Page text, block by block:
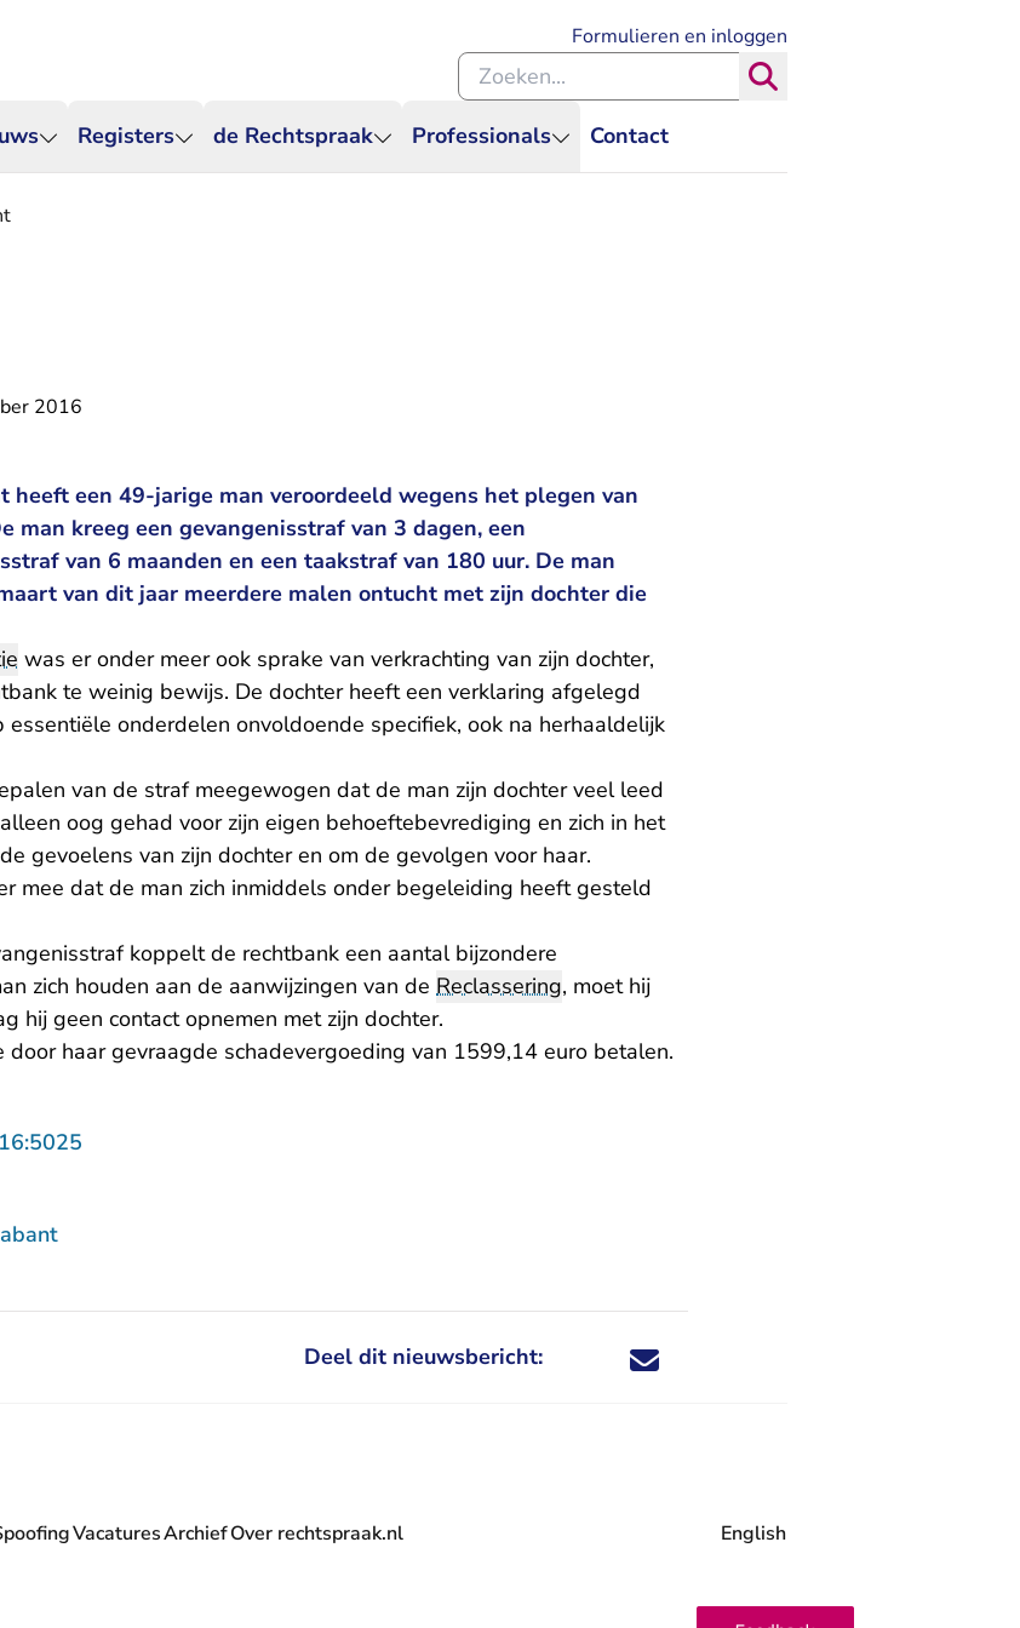
Registers de Rechtspraak Professionals Contact
Formulieren en inloggen
Zoeken binnen de Rechtspraak
2016
heeft een 49-jarige man veroordeeld wegens het plegen van
man kreeg een gevangenisstraf van 3 dagen, een
van 6 maanden en een taakstraf van 180 uur. De man
van dit jaar meerdere malen ontucht met zijn dochter die
was er onder meer ook sprake van verkrachting van zijn dochter,
te weinig bewijs. De dochter heeft een verklaring afgelegd
onderdelen onvoldoende specifiek, ook na herhaaldelijk
van de straf meegewogen dat de man zijn dochter veel leed
oog gehad voor zijn eigen behoeftebevrediging en zich in het
gevoelens van zijn dochter en om de gevolgen voor haar.
mee dat de man zich inmiddels onder begeleiding heeft gesteld
koppelt de rechtbank een aantal bijzondere
zich houden aan de aanwijzingen van de Reclassering, moet hij
hij geen contact opnemen met zijn dochter.
door haar gevraagde schadevergoeding van 1599,14 euro betalen.
Deel dit nieuwsbericht: Deel dit nieuwsbericht via X - U verlaat
Deel dit nieuwsbericht via Facebook - U
Deel dit nieuwsbericht via e-mail
Deel dit nieuwsbericht via LinkedIn - U
Rechtspraak.nl
- U verlaat Rechtspraak.nl
Vacatures
- U verlaat Rechtspraak.nl
ArchiefOver rechtspraak.nl English